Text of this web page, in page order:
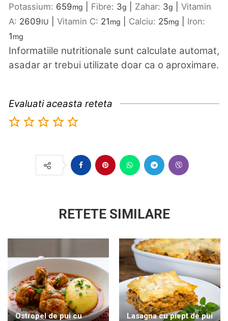
Potassium: 659mg Fibre: 3g Zahar: 3g
Vitamin
A: 2609IU Vitamin C: 21mg Calciu: 25mg
Iron:
1mg
Informatiile nutritionale sunt calculate automat,
asadar ar trebui utilizate doar ca o aproximare.
Evaluati aceasta reteta
RETETE SIMILARE
Ostropel de pui cu
Lasagna cu piept de pui